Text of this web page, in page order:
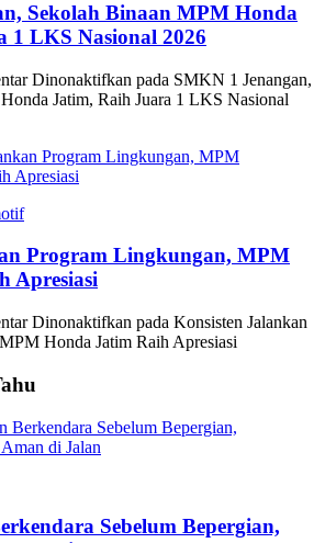
Sekolah Binaan MPM Honda
1 LKS Nasional 2026
Dinonaktifkan pada SMKN 1 Jenangan,
Jatim, Raih Juara 1 LKS Nasional
Program Lingkungan, MPM
Apresiasi
Dinonaktifkan pada Konsisten Jalankan
Honda Jatim Raih Apresiasi
Sebelum Bepergian,